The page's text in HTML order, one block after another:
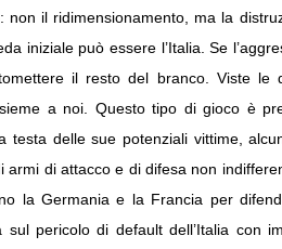
il ridimensionamento, ma la
iniziale può essere l’Italia. Se
il resto del branco. Viste le
a noi. Questo tipo di gioco è
testa delle sue potenziali vittime,
armi di attacco e di difesa non
la Germania e la Francia per
pericolo di default dell’Italia con